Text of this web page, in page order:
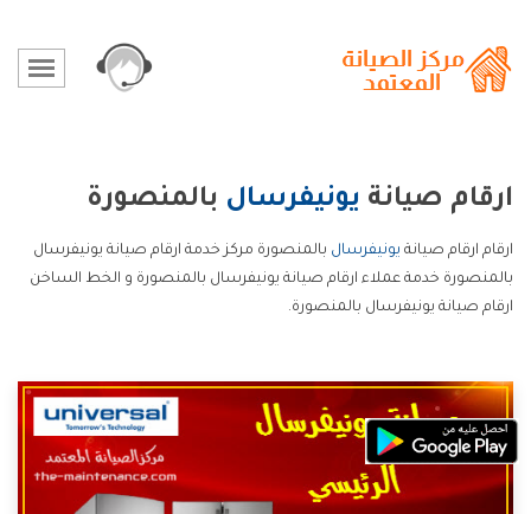
ارقام صيانة يونيفرسال بالمنصورة
ارقام ارقام صيانة يونيفرسال بالمنصورة مركز خدمة ارقام صيانة يونيفرسال
بالمنصورة خدمة عملاء ارقام صيانة يونيفرسال بالمنصورة و الخط الساخن
ارقام صيانة يونيفرسال بالمنصورة.